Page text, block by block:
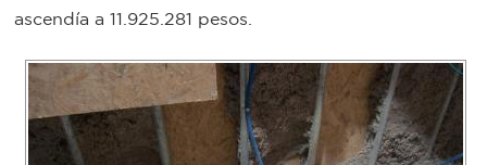
estudiantil
Recorrido
colectivos
ascendía a 11.925.281 pesos.